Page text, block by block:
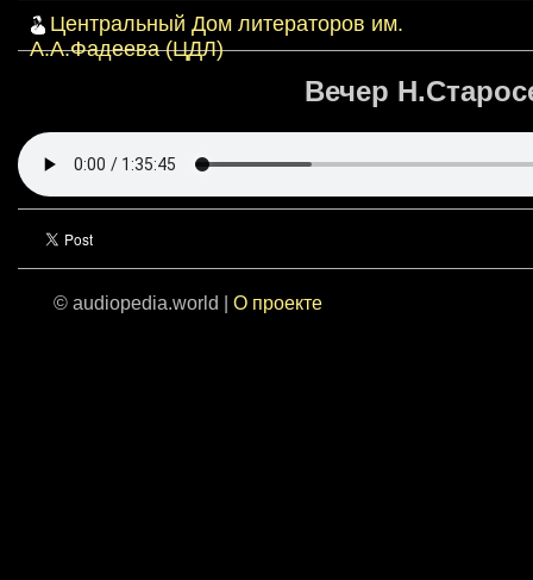
Центральный Дом литераторов им.
А.А.Фадеева (ЦДЛ)
Вечер
© audiopedia.world | О проекте